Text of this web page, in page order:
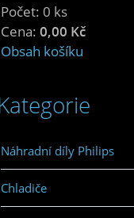
Počet: 0 ks
Cena: 0,00 Kč
Obsah košíku
Náhradní díly Philips
Chladiče